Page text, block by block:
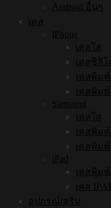
Android อื่นๆ
เคส
iPhone
เคสใส
เคสซิลิ
เคสพิม
เคสพิม
Samsung
เคสใส
เคสพิม
เคสพิม
iPad
เคสพิม
เคส
อุปกรณ์เสริม